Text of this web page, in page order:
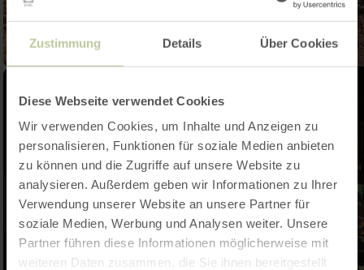
Zustimmung Details Über Cookies
Diese Webseite verwendet Cookies
Wir verwenden Cookies, um Inhalte und Anzeigen zu
personalisieren, Funktionen für soziale Medien anbieten
zu können und die Zugriffe auf unsere Website zu
analysieren. Außerdem geben wir Informationen zu Ihrer
Verwendung unserer Website an unsere Partner für
soziale Medien, Werbung und Analysen weiter. Unsere
Partner führen diese Informationen möglicherweise mit
weiteren Daten zusammen, die Sie ihnen bereitgestellt